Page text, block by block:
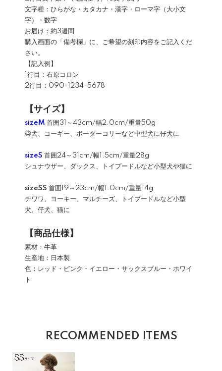
文字種：ひらがな・カタカナ・漢字・ローマ字（大小文
字）・数字
お届け：約3週間
購入画面の「備考欄」に、ご希望の刻印内容をご記入くだ
さい。
【記入例】
1行目：石原コロン
2行目：090-1234-5678
【サイズ】
sizeM 首囲31～43cm/幅2.0cm/重量50g
柴犬、コーギー、ボーダーコリーなど中型犬に仔犬に
sizeS 首囲24～31cm/幅1.5cm/重量28g
シュナウザー、ダックス、トイプードルなど小型犬や猫に
sizeSS 首囲19～23cm/幅1.0cm/重量14g
チワワ、ヨーキー、マルチーズ、トイプードルなど小型
犬、仔犬、猫に
【商品仕様】
素材：牛革
生産地：日本製
色：レッド・ピンク・イエロー・サックスブルー・ホワイ
ト
RECOMMENDED ITEMS